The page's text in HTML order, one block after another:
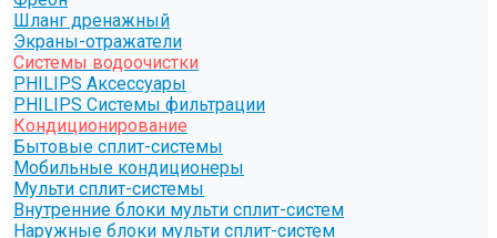
Шланг дренажный
Экраны-отражатели
Системы водоочистки
PHILIPS Аксессуары
PHILIPS Системы фильтрации
Кондиционирование
Бытовые сплит-системы
Мобильные кондиционеры
Мульти сплит-системы
Внутренние блоки мульти сплит-систем
Наружные блоки мульти сплит-систем